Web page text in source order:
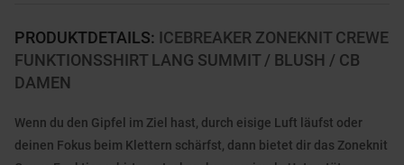
PRODUKTDETAILS: ICEBREAKER ZONEKNIT CREWE
FUNKTIONSSHIRT LANG SUMMIT / BLUSH / CB
DAMEN
Wenn du den Gipfel im Ziel hast, durch eisige Luft läufst oder
deinen Fokus beim Klettern schärfst, dann bietet dir das Zoneknit